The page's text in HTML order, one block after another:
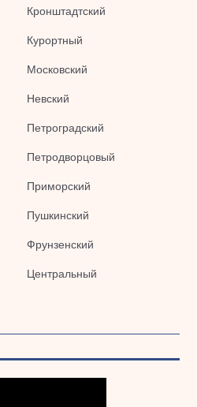
Кронштадтский
Курортный
Московский
Невский
Петроградский
Петродворцовый
Приморский
Пушкинский
Фрунзенский
Центральный